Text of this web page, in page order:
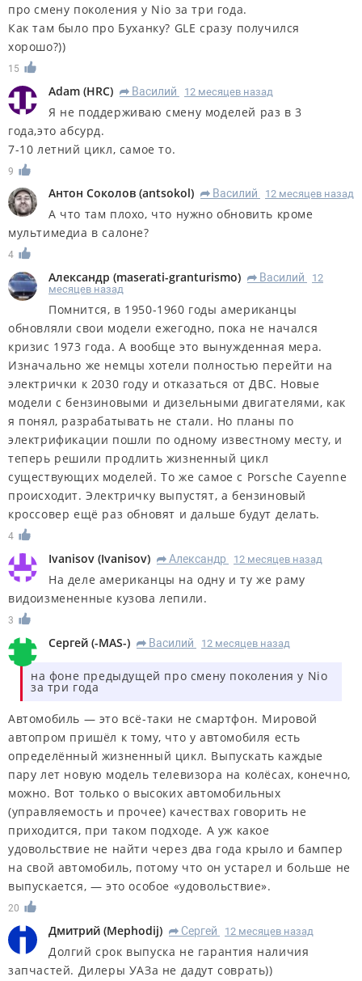
про смену поколения у Nio за три года.
Как там было про Буханку? GLE сразу получился
хорошо?))
15
Adam (HRC) R Василий 12 месяцев назад
Я не поддерживаю смену моделей раз в 3
года,это абсурд.
7-10 летний цикл, самое то.
9
Антон Соколов (antsokol) R Василий 12 месяцев назад
А что там плохо, что нужно обновить кроме
мультимедиа в салоне?
4
Александр (maserati-granturismo) R Василий
12
месяцев назад
Помнится, в 1950-1960 годы американцы
обновляли свои модели ежегодно, пока не начался
кризис 1973 года. А вообще это вынужденная мера.
Изначально же немцы хотели полностью перейти на
электрички к 2030 году и отказаться от ДВС. Новые
модели с бензиновыми и дизельными двигателями, как
я понял, разрабатывать не стали. Но планы по
электрификации пошли по одному известному месту, и
теперь решили продлить жизненный цикл
существующих моделей. То же самое с Porsche Cayenne
происходит. Электричку выпустят, а бензиновый
кроссовер ещё раз обновят и дальше будут делать.
4
Ivanisov (Ivanisov) R Александр 12 месяцев назад
На деле американцы на одну и ту же раму
видоизмененные кузова лепили.
3
Сергей (-MAS-) R Василий 12 месяцев назад
на фоне предыдущей про смену поколения у Nio
за три года
Автомобиль — это всё-таки не смартфон. Мировой
автопром пришёл к тому, что у автомобиля есть
определённый жизненный цикл. Выпускать каждые
пару лет новую модель телевизора на колёсах, конечно,
можно. Вот только о высоких автомобильных
(управляемость и прочее) качествах говорить не
приходится, при таком подходе. А уж какое
удовольствие не найти через два года крыло и бампер
на свой автомобиль, потому что он устарел и больше не
выпускается, — это особое «удовольствие».
20
Дмитрий (Mephodij) R Сергей 12 месяцев назад
Долгий срок выпуска не гарантия наличия
запчастей. Дилеры УАЗа не дадут соврать))